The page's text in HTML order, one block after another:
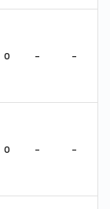
0 - -
0 - -